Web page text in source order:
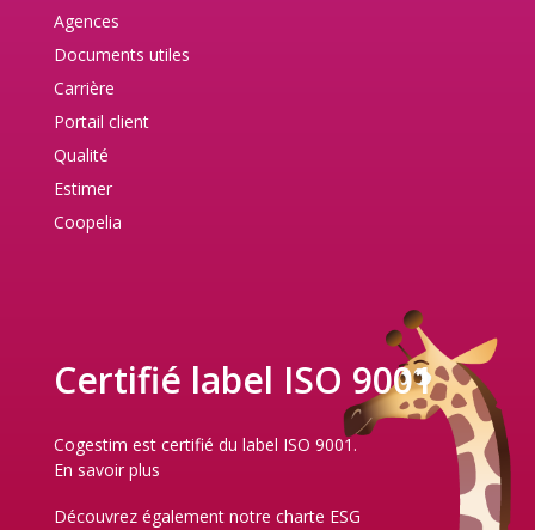
Agences
Documents utiles
Carrière
Portail client
Qualité
Estimer
Coopelia
Certifié label ISO 9001
Cogestim est certifié du label ISO 9001.
En savoir plus
Découvrez également notre charte ESG